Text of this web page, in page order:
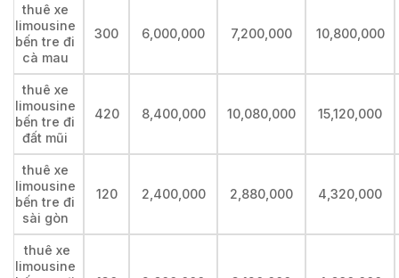
thuê xe
limousine
bến tre đi
cà mau
300 6,000,000 7,200,000 10,800,000
thuê xe
limousine
bến tre đi
đất mũi
420 8,400,000 10,080,000 15,120,000
thuê xe
limousine
bến tre đi
sài gòn
120 2,400,000 2,880,000 4,320,000
thuê xe
limousine